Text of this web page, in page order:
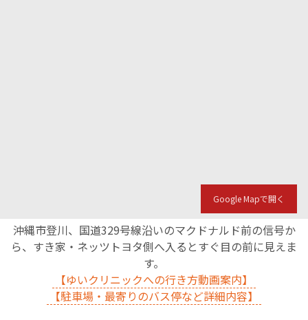
Google Mapで開く
沖縄市登川、国道329号線沿いのマクドナルド前の信号か
ら、すき家・ネッツトヨタ側へ入るとすぐ目の前に見えま
す。
【ゆいクリニックへの行き方動画案内】
【駐車場・最寄りのバス停など詳細内容】